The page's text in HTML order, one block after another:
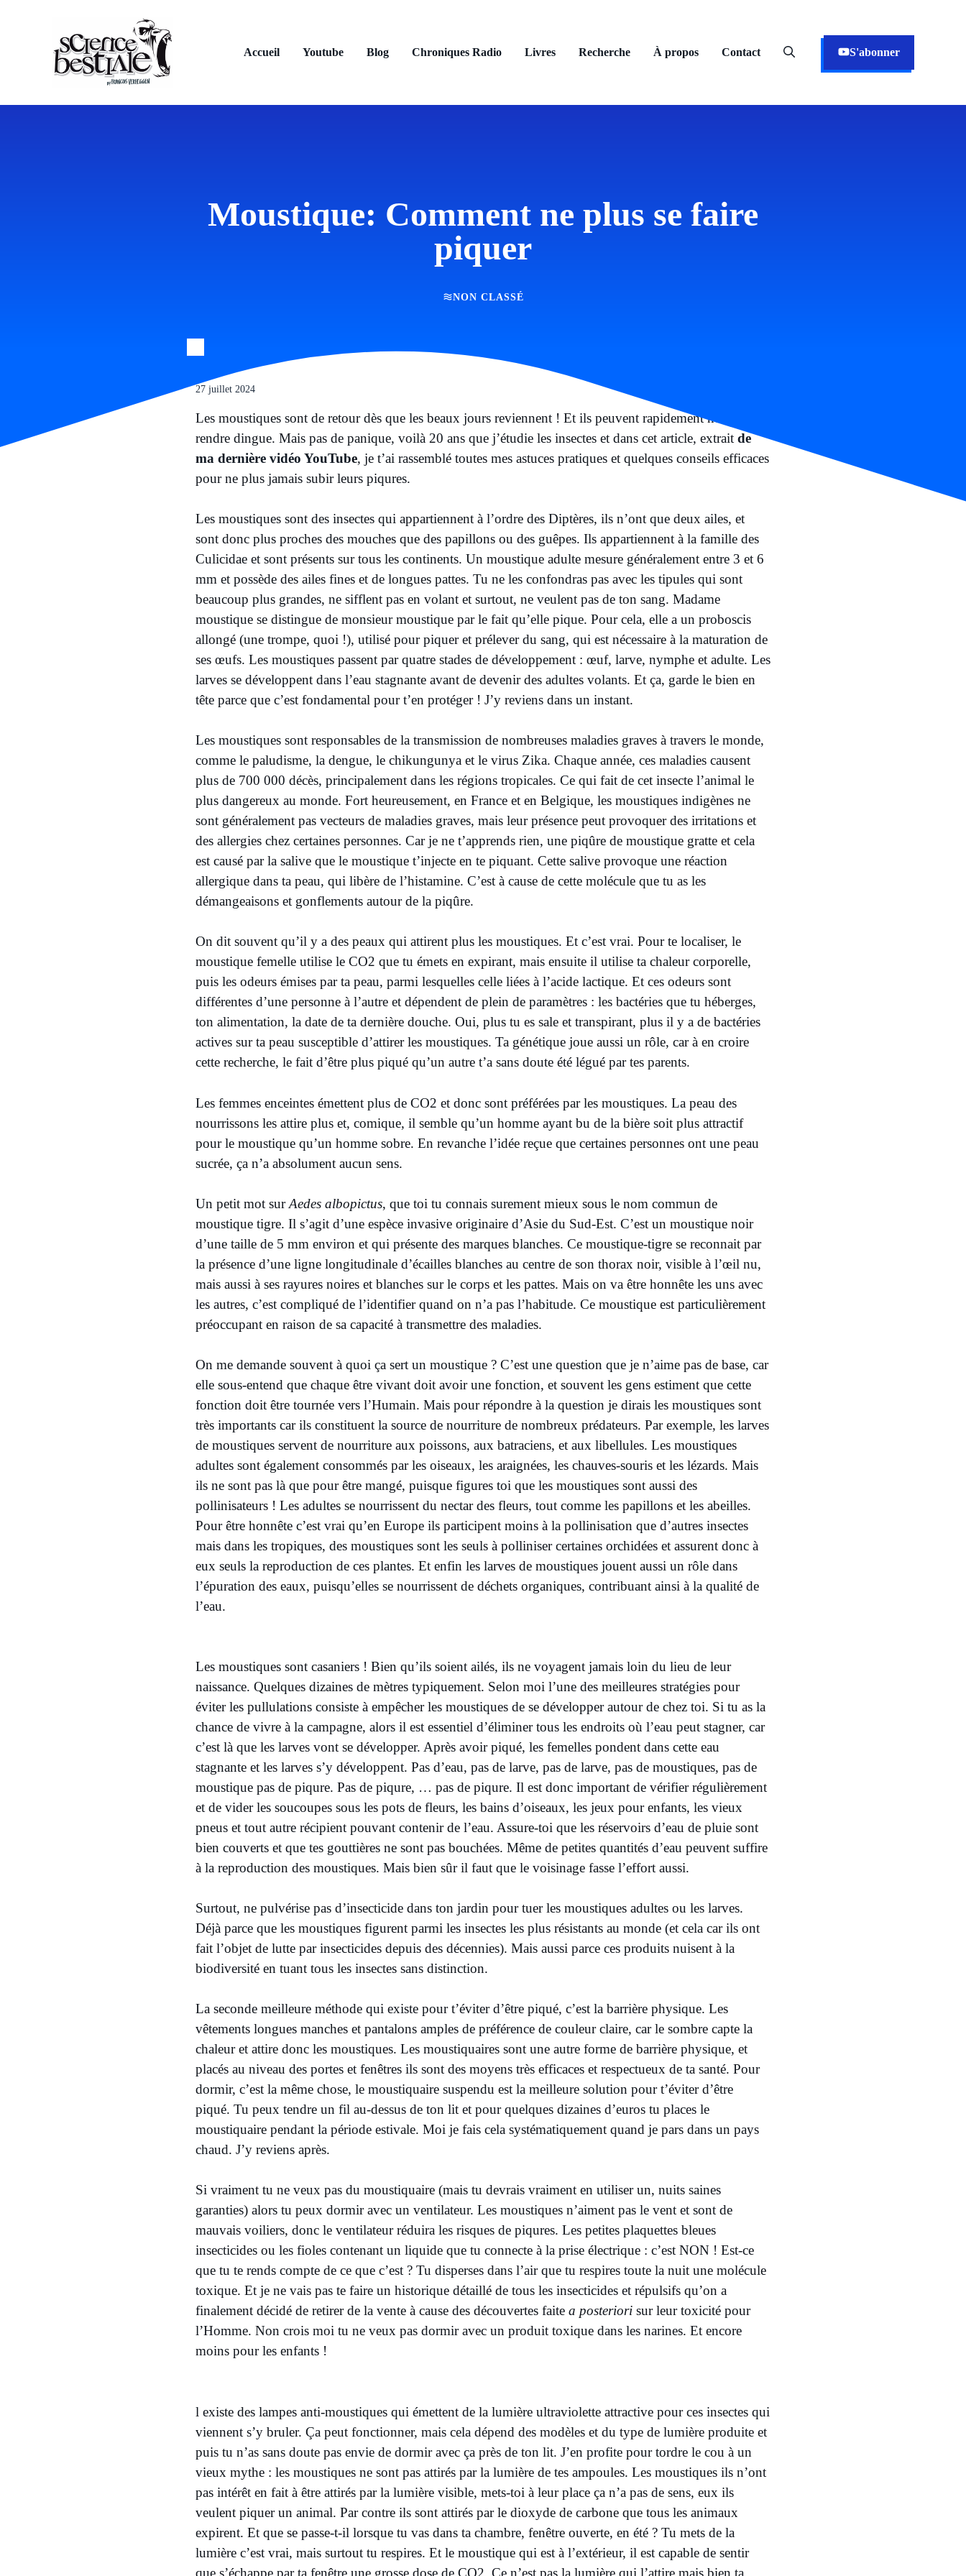
Accueil Youtube Blog Chroniques Radio Livres Recherche À propos Contact S'abonner
Moustique: Comment ne plus se faire
piquer
NON CLASSÉ
27 juillet 2024
Les moustiques sont de retour dès que les beaux jours reviennent ! Et ils peuvent rapidement nous
rendre dingue. Mais pas de panique, voilà 20 ans que j’étudie les insectes et dans cet article, extrait de
ma dernière vidéo YouTube, je t’ai rassemblé toutes mes astuces pratiques et quelques conseils efficaces
pour ne plus jamais subir leurs piqures.
Les moustiques sont des insectes qui appartiennent à l’ordre des Diptères, ils n’ont que deux ailes, et
sont donc plus proches des mouches que des papillons ou des guêpes. Ils appartiennent à la famille des
Culicidae et sont présents sur tous les continents. Un moustique adulte mesure généralement entre 3 et 6
mm et possède des ailes fines et de longues pattes. Tu ne les confondras pas avec les tipules qui sont
beaucoup plus grandes, ne sifflent pas en volant et surtout, ne veulent pas de ton sang. Madame
moustique se distingue de monsieur moustique par le fait qu’elle pique. Pour cela, elle a un proboscis
allongé (une trompe, quoi !), utilisé pour piquer et prélever du sang, qui est nécessaire à la maturation de
ses œufs. Les moustiques passent par quatre stades de développement : œuf, larve, nymphe et adulte. Les
larves se développent dans l’eau stagnante avant de devenir des adultes volants. Et ça, garde le bien en
tête parce que c’est fondamental pour t’en protéger ! J’y reviens dans un instant.
Les moustiques sont responsables de la transmission de nombreuses maladies graves à travers le monde,
comme le paludisme, la dengue, le chikungunya et le virus Zika. Chaque année, ces maladies causent
plus de 700 000 décès, principalement dans les régions tropicales. Ce qui fait de cet insecte l’animal le
plus dangereux au monde. Fort heureusement, en France et en Belgique, les moustiques indigènes ne
sont généralement pas vecteurs de maladies graves, mais leur présence peut provoquer des irritations et
des allergies chez certaines personnes. Car je ne t’apprends rien, une piqûre de moustique gratte et cela
est causé par la salive que le moustique t’injecte en te piquant. Cette salive provoque une réaction
allergique dans ta peau, qui libère de l’histamine. C’est à cause de cette molécule que tu as les
démangeaisons et gonflements autour de la piqûre.
On dit souvent qu’il y a des peaux qui attirent plus les moustiques. Et c’est vrai. Pour te localiser, le
moustique femelle utilise le CO2 que tu émets en expirant, mais ensuite il utilise ta chaleur corporelle,
puis les odeurs émises par ta peau, parmi lesquelles celle liées à l’acide lactique. Et ces odeurs sont
différentes d’une personne à l’autre et dépendent de plein de paramètres : les bactéries que tu héberges,
ton alimentation, la date de ta dernière douche. Oui, plus tu es sale et transpirant, plus il y a de bactéries
actives sur ta peau susceptible d’attirer les moustiques. Ta génétique joue aussi un rôle, car à en croire
cette recherche, le fait d’être plus piqué qu’un autre t’a sans doute été légué par tes parents.
Les femmes enceintes émettent plus de CO2 et donc sont préférées par les moustiques. La peau des
nourrissons les attire plus et, comique, il semble qu’un homme ayant bu de la bière soit plus attractif
pour le moustique qu’un homme sobre. En revanche l’idée reçue que certaines personnes ont une peau
sucrée, ça n’a absolument aucun sens.
Un petit mot surAedes albopictus, que toi tu connais surement mieux sous le nom commun de
moustique tigre. Il s’agit d’une espèce invasive originaire d’Asie du Sud-Est. C’est un moustique noir
d’une taille de 5 mm environ et qui présente des marques blanches. Ce moustique-tigre se reconnait par
la présence d’une ligne longitudinale d’écailles blanches au centre de son thorax noir, visible à l’œil nu,
mais aussi à ses rayures noires et blanches sur le corps et les pattes. Mais on va être honnête les uns avec
les autres, c’est compliqué de l’identifier quand on n’a pas l’habitude. Ce moustique est particulièrement
préoccupant en raison de sa capacité à transmettre des maladies.
On me demande souvent à quoi ça sert un moustique ? C’est une question que je n’aime pas de base, car
elle sous-entend que chaque être vivant doit avoir une fonction, et souvent les gens estiment que cette
fonction doit être tournée vers l’Humain. Mais pour répondre à la question je dirais les moustiques sont
très importants car ils constituent la source de nourriture de nombreux prédateurs. Par exemple, les larves
de moustiques servent de nourriture aux poissons, aux batraciens, et aux libellules. Les moustiques
adultes sont également consommés par les oiseaux, les araignées, les chauves-souris et les lézards. Mais
ils ne sont pas là que pour être mangé, puisque figures toi que les moustiques sont aussi des
pollinisateurs ! Les adultes se nourrissent du nectar des fleurs, tout comme les papillons et les abeilles.
Pour être honnête c’est vrai qu’en Europe ils participent moins à la pollinisation que d’autres insectes
mais dans les tropiques, des moustiques sont les seuls à polliniser certaines orchidées et assurent donc à
eux seuls la reproduction de ces plantes. Et enfin les larves de moustiques jouent aussi un rôle dans
l’épuration des eaux, puisqu’elles se nourrissent de déchets organiques, contribuant ainsi à la qualité de
l’eau.
Les moustiques sont casaniers ! Bien qu’ils soient ailés, ils ne voyagent jamais loin du lieu de leur
naissance. Quelques dizaines de mètres typiquement. Selon moi l’une des meilleures stratégies pour
éviter les pullulations consiste à empêcher les moustiques de se développer autour de chez toi. Si tu as la
chance de vivre à la campagne, alors il est essentiel d’éliminer tous les endroits où l’eau peut stagner, car
c’est là que les larves vont se développer. Après avoir piqué, les femelles pondent dans cette eau
stagnante et les larves s’y développent. Pas d’eau, pas de larve, pas de larve, pas de moustiques, pas de
moustique pas de piqure. Pas de piqure, … pas de piqure. Il est donc important de vérifier régulièrement
et de vider les soucoupes sous les pots de fleurs, les bains d’oiseaux, les jeux pour enfants, les vieux
pneus et tout autre récipient pouvant contenir de l’eau. Assure-toi que les réservoirs d’eau de pluie sont
bien couverts et que tes gouttières ne sont pas bouchées. Même de petites quantités d’eau peuvent suffire
à la reproduction des moustiques. Mais bien sûr il faut que le voisinage fasse l’effort aussi.
Surtout, ne pulvérise pas d’insecticide dans ton jardin pour tuer les moustiques adultes ou les larves.
Déjà parce que les moustiques figurent parmi les insectes les plus résistants au monde (et cela car ils ont
fait l’objet de lutte par insecticides depuis des décennies). Mais aussi parce ces produits nuisent à la
biodiversité en tuant tous les insectes sans distinction.
La seconde meilleure méthode qui existe pour t’éviter d’être piqué, c’est la barrière physique. Les
vêtements longues manches et pantalons amples de préférence de couleur claire, car le sombre capte la
chaleur et attire donc les moustiques. Les moustiquaires sont une autre forme de barrière physique, et
placés au niveau des portes et fenêtres ils sont des moyens très efficaces et respectueux de ta santé. Pour
dormir, c’est la même chose, le moustiquaire suspendu est la meilleure solution pour t’éviter d’être
piqué. Tu peux tendre un fil au-dessus de ton lit et pour quelques dizaines d’euros tu places le
moustiquaire pendant la période estivale. Moi je fais cela systématiquement quand je pars dans un pays
chaud. J’y reviens après.
Si vraiment tu ne veux pas du moustiquaire (mais tu devrais vraiment en utiliser un, nuits saines
garanties) alors tu peux dormir avec un ventilateur. Les moustiques n’aiment pas le vent et sont de
mauvais voiliers, donc le ventilateur réduira les risques de piqures. Les petites plaquettes bleues
insecticides ou les fioles contenant un liquide que tu connecte à la prise électrique : c’est NON ! Est-ce
que tu te rends compte de ce que c’est ? Tu disperses dans l’air que tu respires toute la nuit une molécule
toxique. Et je ne vais pas te faire un historique détaillé de tous les insecticides et répulsifs qu’on a
finalement décidé de retirer de la vente à cause des découvertes faite a posteriori sur leur toxicité pour
l’Homme. Non crois moi tu ne veux pas dormir avec un produit toxique dans les narines. Et encore
moins pour les enfants !
l existe des lampes anti-moustiques qui émettent de la lumière ultraviolette attractive pour ces insectes qui
viennent s’y bruler. Ça peut fonctionner, mais cela dépend des modèles et du type de lumière produite et
puis tu n’as sans doute pas envie de dormir avec ça près de ton lit. J’en profite pour tordre le cou à un
vieux mythe : les moustiques ne sont pas attirés par la lumière de tes ampoules. Les moustiques ils n’ont
pas intérêt en fait à être attirés par la lumière visible, mets-toi à leur place ça n’a pas de sens, eux ils
veulent piquer un animal. Par contre ils sont attirés par le dioxyde de carbone que tous les animaux
expirent. Et que se passe-t-il lorsque tu vas dans ta chambre, fenêtre ouverte, en été ? Tu mets de la
lumière c’est vrai, mais surtout tu respires. Et le moustique qui est à l’extérieur, il est capable de sentir
que s’échappe par ta fenêtre une grosse dose de CO2. Ce n’est pas la lumière qui l’attire mais bien ta